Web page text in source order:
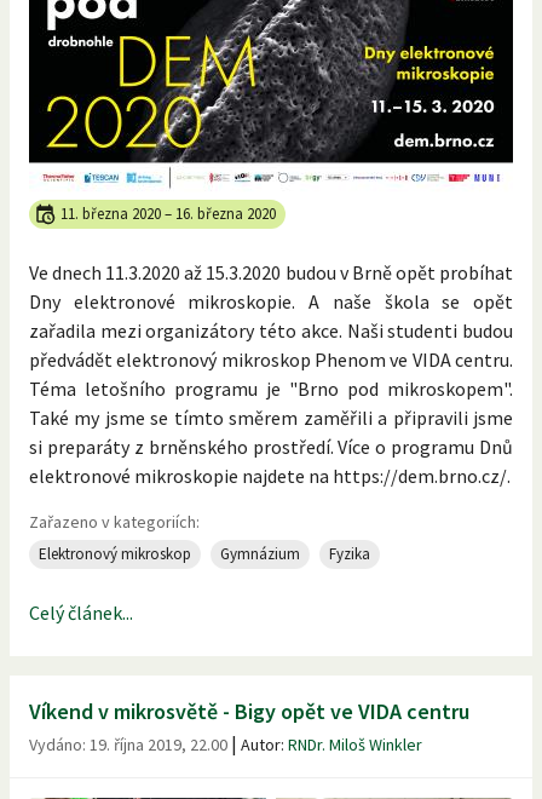
11. března 2020– 16. března 2020
Ve dnech 11.3.2020 až 15.3.2020 budou v Brně opět probíhat
Dny elektronové mikroskopie. A naše škola se opět
zařadila mezi organizátory této akce. Naši studenti budou
předvádět elektronový mikroskop Phenom ve VIDA centru.
Téma letošního programu je "Brno pod mikroskopem".
Také my jsme se tímto směrem zaměřili a připravili jsme
si preparáty z brněnského prostředí. Více o programu Dnů
elektronové mikroskopie najdete na https://dem.brno.cz/.
Zařazeno v kategoriích:
Elektronový mikroskop Gymnázium Fyzika
Celý článek...
Víkend v mikrosvětě - Bigy opět ve VIDA centru
Vydáno: 19. října 2019, 22.00 | Autor: RNDr. Miloš Winkler